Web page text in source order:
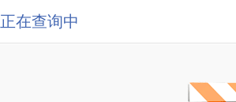
正在查询中